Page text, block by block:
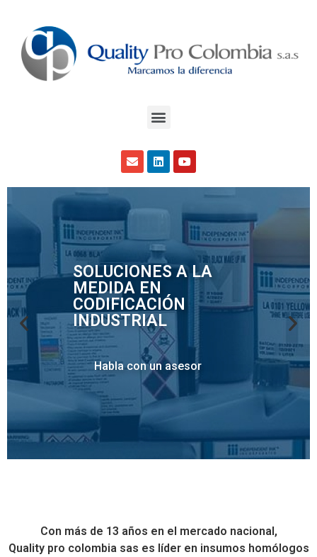
Con más de 13 años en el mercado nacional,
Quality pro colombia sas es líder en insumos homólogos